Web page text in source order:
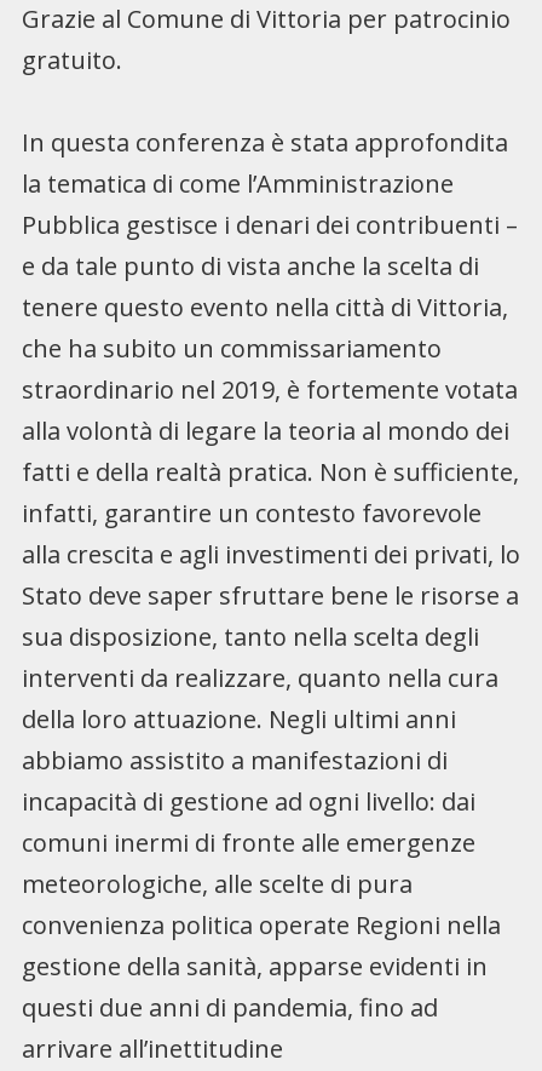
Grazie al Comune di Vittoria per patrocinio
gratuito.
In questa conferenza è stata approfondita
la tematica di come l’Amministrazione
Pubblica gestisce i denari dei contribuenti –
e da tale punto di vista anche la scelta di
tenere questo evento nella città di Vittoria,
che ha subito un commissariamento
straordinario nel 2019, è fortemente votata
alla volontà di legare la teoria al mondo dei
fatti e della realtà pratica. Non è sufficiente,
infatti, garantire un contesto favorevole
alla crescita e agli investimenti dei privati, lo
Stato deve saper sfruttare bene le risorse a
sua disposizione, tanto nella scelta degli
interventi da realizzare, quanto nella cura
della loro attuazione. Negli ultimi anni
abbiamo assistito a manifestazioni di
incapacità di gestione ad ogni livello: dai
comuni inermi di fronte alle emergenze
meteorologiche, alle scelte di pura
convenienza politica operate Regioni nella
gestione della sanità, apparse evidenti in
questi due anni di pandemia, fino ad
arrivare all’inettitudine